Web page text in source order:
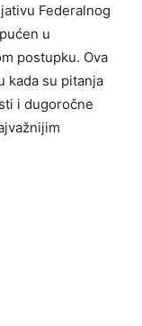
Federalnog
u
postupku. Ova
kada su pitanja
i dugoročne